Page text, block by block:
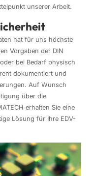
unserer Arbeit.
hat für uns höchste
Vorgaben der DIN
bei Bedarf physisch
dokumentiert und
Auf Wunsch
über die
erhalten Sie eine
Lösung für Ihre EDV-